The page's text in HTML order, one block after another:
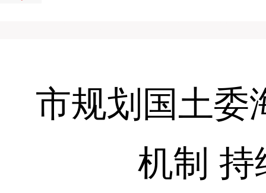
市规划国土委
机制 持